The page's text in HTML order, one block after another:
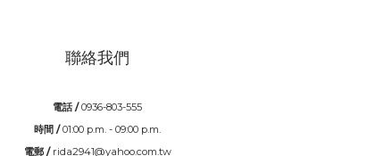
聯絡我們
電話 /0936-803-555
時間 /01:00 p.m. - 09:00 p.m.
電郵 / rida2941@yahoo.com.tw